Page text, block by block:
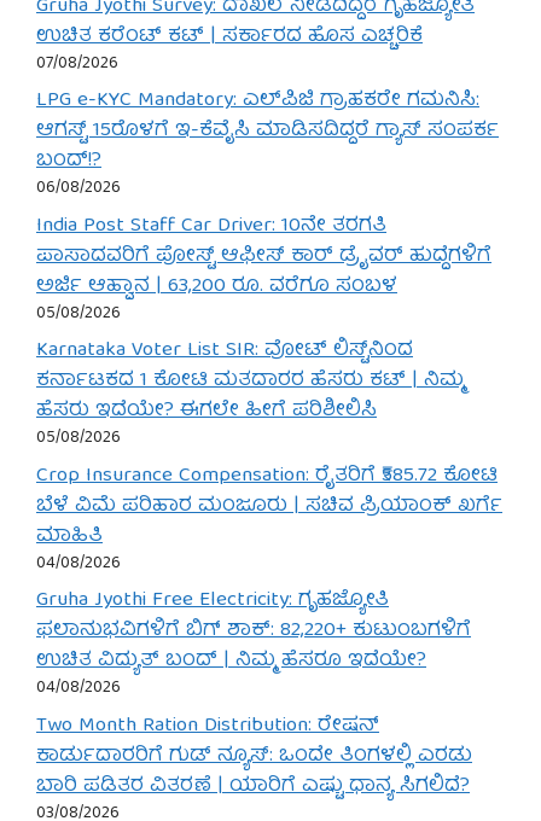
ಉಚಿತ ಕರೆಂಟ್ ಕಟ್ | ಸರ್ಕಾರದ ಹೊಸ ಎಚ್ಚರಿಕೆ
07/08/2026
LPG e-KYC Mandatory: ಎಲ್‌ಪಿಜಿ ಗ್ರಾಹಕರೇ ಗಮನಿಸಿ:
ಆಗಸ್ಟ್ 15ರೊಳಗೆ ಇ-ಕೆವೈಸಿ ಮಾಡಿಸದಿದ್ದರೆ ಗ್ಯಾಸ್ ಸಂಪರ್ಕ
ಬಂದ್!?
06/08/2026
India Post Staff Car Driver: 10ನೇ ತರಗತಿ
ಪಾಸಾದವರಿಗೆ ಪೋಸ್ಟ್ ಆಫೀಸ್ ಕಾರ್ ಡ್ರೈವರ್ ಹುದ್ದೆಗಳಿಗೆ
ಅರ್ಜಿ ಆಹ್ವಾನ | 63,200 ರೂ. ವರೆಗೂ ಸಂಬಳ
05/08/2026
Karnataka Voter List SIR: ವೋಟ್ ಲಿಸ್ಟ್‌ನಿಂದ
ಕರ್ನಾಟಕದ 1 ಕೋಟಿ ಮತದಾರರ ಹೆಸರು ಕಟ್ | ನಿಮ್ಮ
ಹೆಸರು ಇದೆಯೇ? ಈಗಲೇ ಹೀಗೆ ಪರಿಶೀಲಿಸಿ
05/08/2026
Crop Insurance Compensation: ರೈತರಿಗೆ ₹585.72 ಕೋಟಿ
ಬೆಳೆ ವಿಮೆ ಪರಿಹಾರ ಮಂಜೂರು | ಸಚಿವ ಪ್ರಿಯಾಂಕ್ ಖರ್ಗೆ
ಮಾಹಿತಿ
04/08/2026
Gruha Jyothi Free Electricity: ಗೃಹಜ್ಯೋತಿ
ಫಲಾನುಭವಿಗಳಿಗೆ ಬಿಗ್ ಶಾಕ್: 82,220+ ಕುಟುಂಬಗಳಿಗೆ
ಉಚಿತ ವಿದ್ಯುತ್ ಬಂದ್ | ನಿಮ್ಮ ಹೆಸರೂ ಇದೆಯೇ?
04/08/2026
Two Month Ration Distribution: ರೇಷನ್
ಕಾರ್ಡುದಾರರಿಗೆ ಗುಡ್ ನ್ಯೂಸ್: ಒಂದೇ ತಿಂಗಳಲ್ಲಿ ಎರಡು
ಬಾರಿ ಪಡಿತರ ವಿತರಣೆ | ಯಾರಿಗೆ ಎಷ್ಟು ಧಾನ್ಯ ಸಿಗಲಿದೆ?
03/08/2026